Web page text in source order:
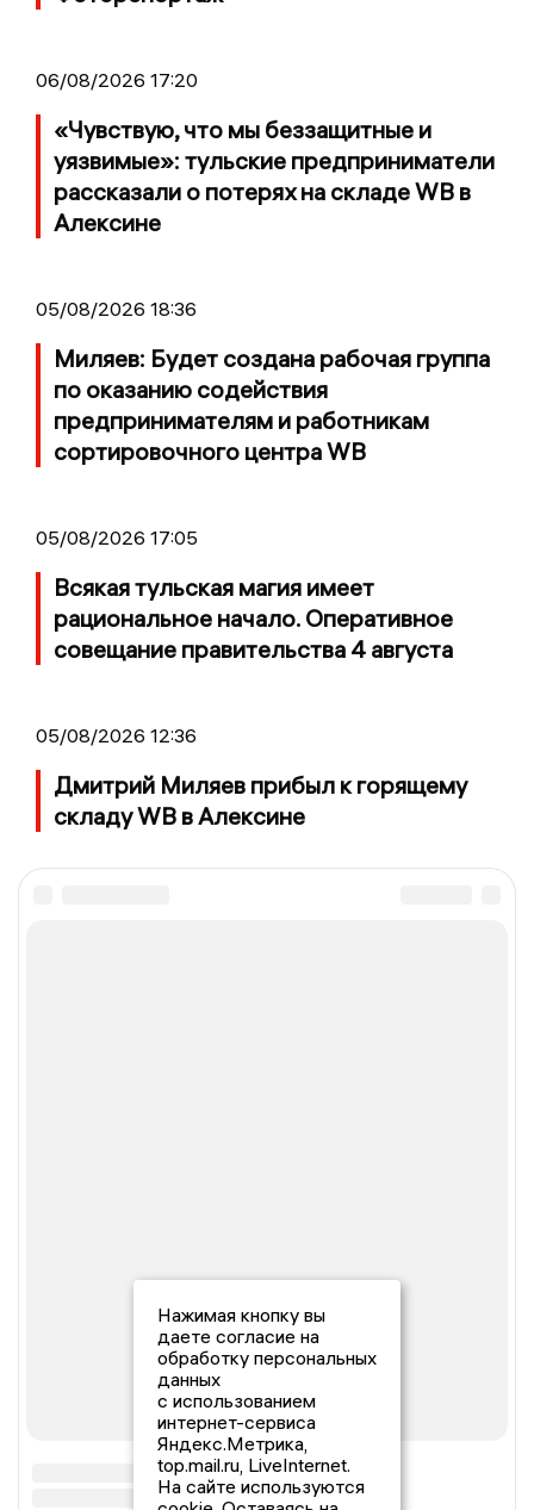
06/08/2026 17:20
«Чувствую, что мы беззащитные и
уязвимые»: тульские предприниматели
рассказали о потерях на складе WB в
Алексине
05/08/2026 18:36
Миляев: Будет создана рабочая группа
по оказанию содействия
предпринимателям и работникам
сортировочного центра WB
05/08/2026 17:05
Всякая тульская магия имеет
рациональное начало. Оперативное
совещание правительства 4 августа
05/08/2026 12:36
Дмитрий Миляев прибыл к горящему
складу WB в Алексине
Нажимая кнопку вы
даете согласие на
обработку персональных
данных
с использованием
интернет-сервиса
Яндекс.Метрика,
top.mail.ru, LiveInternet.
На сайте используются